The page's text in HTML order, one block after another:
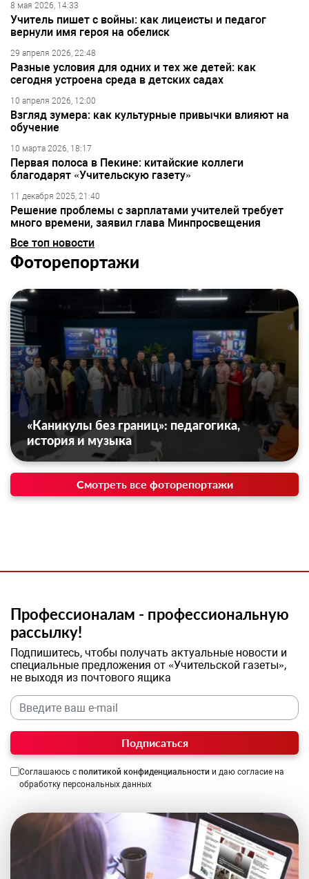
8 мая 2026, 14:33
Учитель пишет с войны: как лицеисты и педагог
вернули имя героя на обелиск
29 апреля 2026, 22:48
Разные условия для одних и тех же детей: как
сегодня устроена среда в детских садах
10 апреля 2026, 12:00
Взгляд зумера: как культурные привычки влияют на
обучение
10 марта 2026, 18:17
Первая полоса в Пекине: китайские коллеги
благодарят «Учительскую газету»
11 декабря 2025, 21:40
Решение проблемы с зарплатами учителей требует
много времени, заявил глава Минпросвещения
Все топ новости
Фоторепортажи
«Каникулы без границ»: педагогика,
история и музыка
Смотреть все фоторепортажи
Профессионалам - профессиональную
рассылку!
Подпишитесь, чтобы получать актуальные новости и
специальные предложения от «Учительской газеты»,
не выходя из почтового ящика
Подписаться
Соглашаюсь с политикой конфиденциальности и даю согласие на
обработку персональных данных